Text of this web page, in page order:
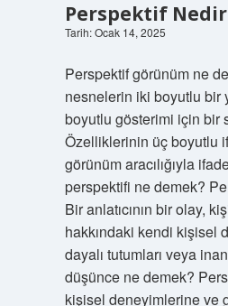
Perspektif
Tarih: Ocak 14, 2025
Perspektif görünüm ne
nesnelerin iki boyutlu bir
boyutlu gösterimi için bir
Özelliklerinin üç boyutlu
görünüm aracılığıyla
perspektifi ne demek?
Bir anlatıcının bir olay,
hakkındaki kendi kişisel
dayalı tutumları veya
düşünce ne demek?
kişisel deneyimlerine ve